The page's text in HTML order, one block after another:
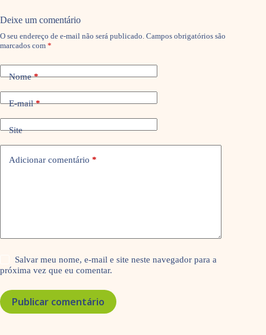
Deixe um comentário
O seu endereço de e-mail não será publicado. Campos obrigatórios são
marcados com *
Nome*
E-mail*
Site
Adicionar comentário *
Salvar meu nome, e-mail e site neste navegador para a
próxima vez que eu comentar.
Publicar comentário